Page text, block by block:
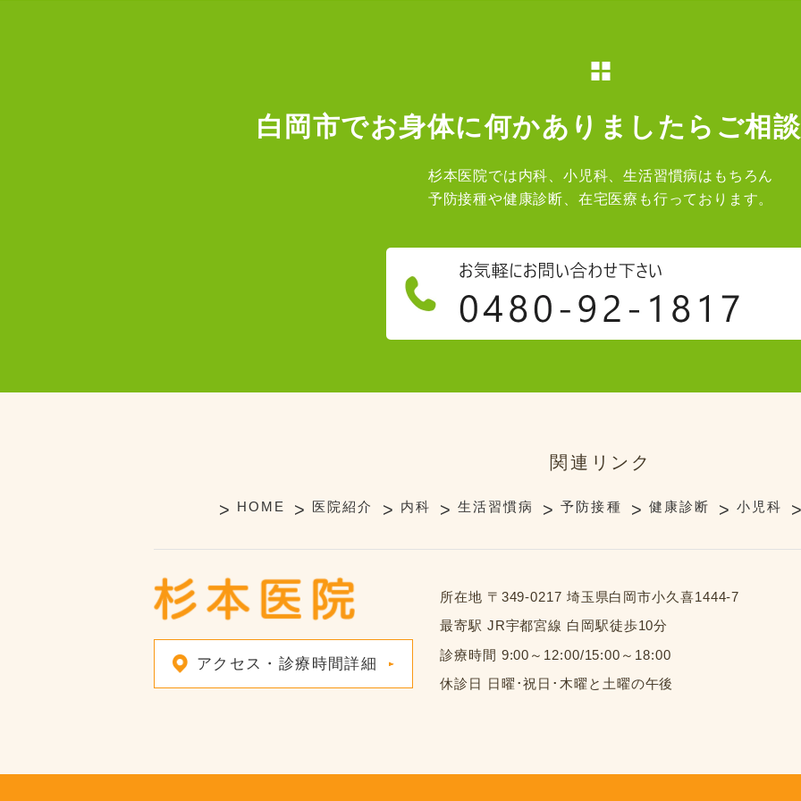
白岡市でお身体に何かありましたらご相談
杉本医院では内科、小児科、生活習慣病はもちろん
予防接種や健康診断、在宅医療も行っております。
関連リンク
HOME 医院紹介 内科 生活習慣病 予防接種 健康診断 小児科
アクセス・診療時間詳細
所在地 〒349-0217 埼玉県白岡市小久喜1444-7
最寄駅 JR宇都宮線 白岡駅徒歩10分
診療時間 9:00～12:00/15:00～18:00
休診日 日曜･祝日･木曜と土曜の午後